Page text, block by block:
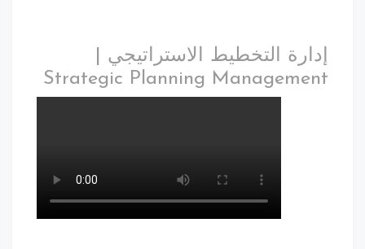
إدارة التخطيط الاستراتيجي |
Strategic Planning Management